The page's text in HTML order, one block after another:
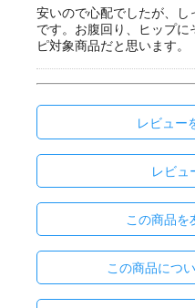
安いので心配でしたが、
です。お腹回り、ヒップに
ピ対象商品だと思います。
レビュー
レビュ
この商品を
この商品につ